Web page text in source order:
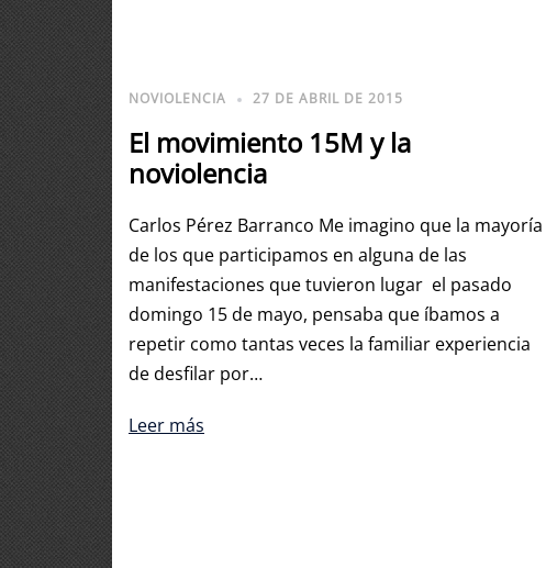
NOVIOLENCIA 27 DE ABRIL DE 2015
El movimiento 15M y la
noviolencia
Carlos Pérez Barranco Me imagino que la mayoría
de los que participamos en alguna de las
manifestaciones que tuvieron lugar el pasado
domingo 15 de mayo, pensaba que íbamos a
repetir como tantas veces la familiar experiencia
de desfilar por…
Leer más